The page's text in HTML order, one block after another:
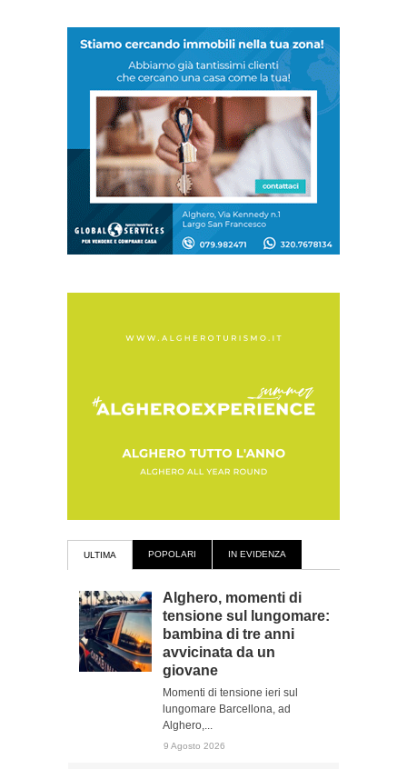
ULTIMA POPOLARI IN EVIDENZA
Alghero, momenti di
tensione sul lungomare:
bambina di tre anni
avvicinata da un
giovane
Momenti di tensione ieri sul
lungomare Barcellona, ad
Alghero,...
9 Agosto 2026